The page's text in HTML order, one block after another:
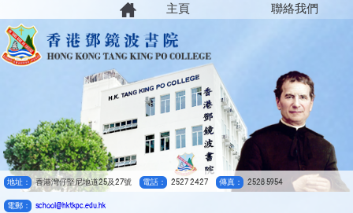
地址： 香港灣仔堅尼地道25及27號 電話： 2527 2427 傳真： 2528 5954
電郵： school@hktkpc.edu.hk
聯絡我們
主頁